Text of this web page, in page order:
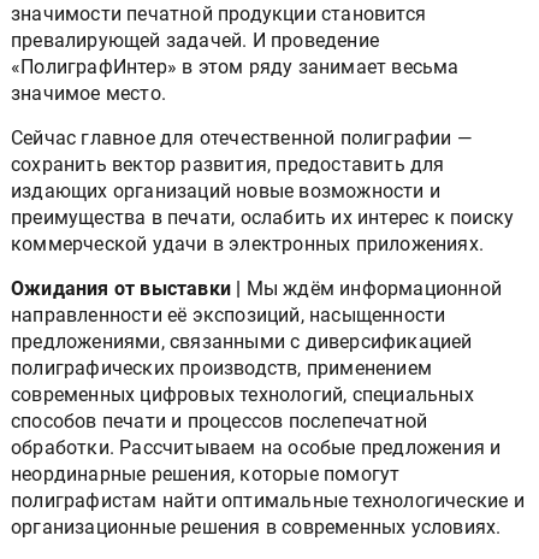
значимости печатной продукции становится
превалирующей задачей. И проведение
«ПолиграфИнтер» в этом ряду занимает весьма
значимое место.
Сейчас главное для отечественной полиграфии —
сохранить вектор развития, предоставить для
издающих организаций новые возможности и
преимущества в печати, ослабить их интерес к поиску
коммерческой удачи в электронных приложениях.
Ожидания от выставки | Мы ждём информационной
направленности её экспозиций, насыщенности
предложениями, связанными с диверсификацией
полиграфических производств, применением
современных цифровых технологий, специальных
способов печати и процессов послепечатной
обработки. Рассчитываем на особые предложения и
неординарные решения, которые помогут
полиграфистам найти оптимальные технологические и
организационные решения в современных условиях.